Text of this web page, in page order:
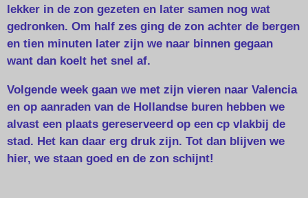
lekker in de zon gezeten en later samen nog wat
gedronken. Om half zes ging de zon achter de bergen
en tien minuten later zijn we naar binnen gegaan
want dan koelt het snel af.
Volgende week gaan we met zijn vieren naar Valencia
en op aanraden van de Hollandse buren hebben we
alvast een plaats gereserveerd op een cp vlakbij de
stad. Het kan daar erg druk zijn. Tot dan blijven we
hier, we staan goed en de zon schijnt!